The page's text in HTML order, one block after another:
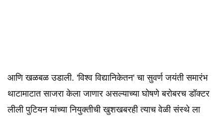
आणि खळबळ उडाली. 'विश्व विद्यानिकेतन' चा सुवर्ण जयंती समारंभ
थाटामाटात साजरा केला जाणार असल्याच्या घोषणे बरोबरच डॉक्टर
लीली पुटियन यांच्या नियुक्तीची खुशखबरही त्याच वेळी संस्थे ला